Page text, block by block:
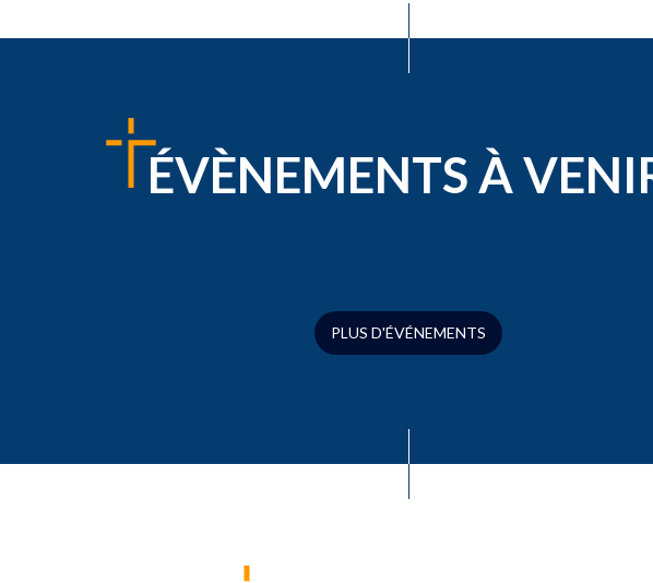
ÉVÈNEMENTS À
PLUS D'ÉVÉNEMENTS